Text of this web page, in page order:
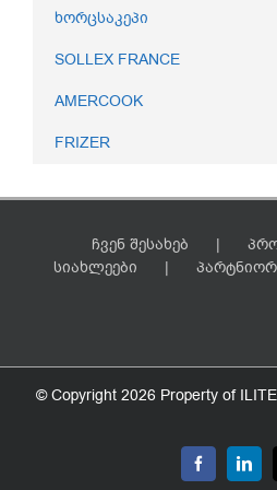
ხორცსაკეპი
SOLLEX FRANCE
AMERCOOK
FRIZER
ჩვენ შესახებ
სიახლეები
© Copyright 2026 Property of
Facebook